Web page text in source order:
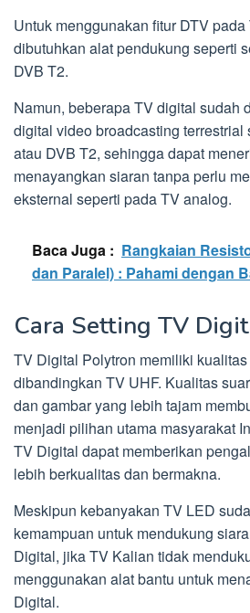
Untuk menggunakan fitur DTV
dibutuhkan alat pendukung seperti
DVB T2.
Namun, beberapa TV digital sudah
digital video broadcasting terrestrial
atau DVB T2, sehingga dapat
menayangkan siaran tanpa perlu
eksternal seperti pada TV analog.
Baca Juga : Rangkaian
dan Paralel) : Pahami dengan
Cara Setting TV
TV Digital Polytron memiliki
dibandingkan TV UHF. Kualitas
dan gambar yang lebih tajam
menjadi pilihan utama masyarakat
TV Digital dapat memberikan
lebih berkualitas dan bermakna.
Meskipun kebanyakan TV LED
kemampuan untuk mendukung
Digital, jika TV Kalian tidak
menggunakan alat bantu untuk
Digital.